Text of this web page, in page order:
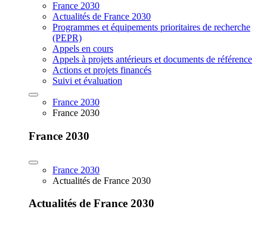
France 2030
Actualités de France 2030
Programmes et équipements prioritaires de recherche
(PEPR)
Appels en cours
Appels à projets antérieurs et documents de référence
Actions et projets financés
Suivi et évaluation
France 2030
France 2030
France 2030
France 2030
Actualités de France 2030
Actualités de France 2030